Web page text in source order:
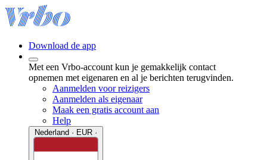
Download de app
Met een Vrbo-account kun je gemakkelijk contact
opnemen met eigenaren en al je berichten terugvinden.
Aanmelden voor reizigers
Aanmelden als eigenaar
Maak een gratis account aan
Help